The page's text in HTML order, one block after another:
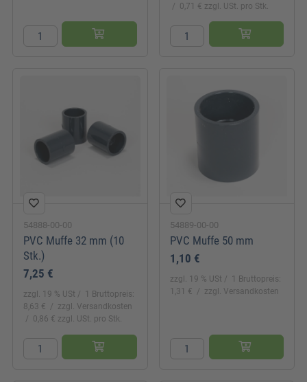
0,71 € zzgl. USt. pro Stk.
54888-00-00
PVC Muffe 32 mm (10
Stk.)
7,25 €
zzgl. 19 % USt
1 Bruttopreis:
8,63 €
zzgl. Versandkosten
0,86 € zzgl. USt. pro Stk.
54889-00-00
PVC Muffe 50 mm
1,10 €
zzgl. 19 % USt
1 Bruttopreis:
1,31 €
zzgl. Versandkosten